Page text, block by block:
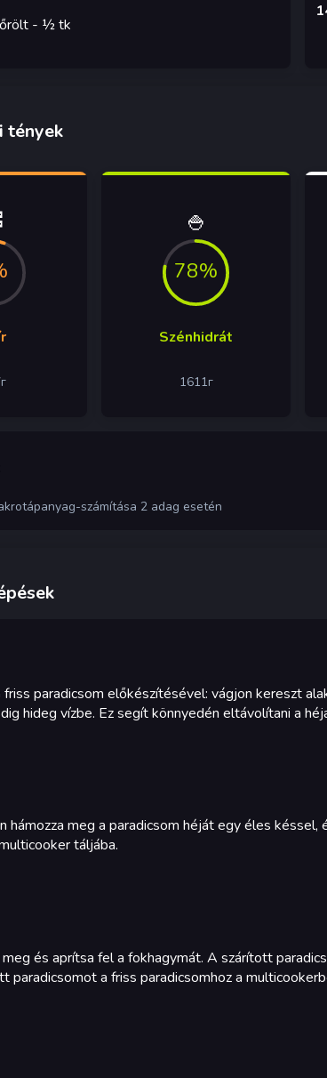
- ½tk
tények
г
🍚
78%
Szénhidrát
1611г
számítása 2 adag esetén
friss paradicsom előkészítésével: vágjon kereszt
hideg vízbe. Ez segít könnyedén eltávolítani a
hámozza meg a paradicsom héját egy éles
táljába.
és aprítsa fel a fokhagymát. A szárított
paradicsomot a friss paradicsomhoz a